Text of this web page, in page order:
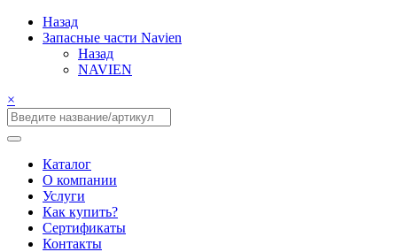
Назад
Запасные части Navien
Назад
NAVIEN
×
Каталог
О компании
Услуги
Как купить?
Сертификаты
Контакты